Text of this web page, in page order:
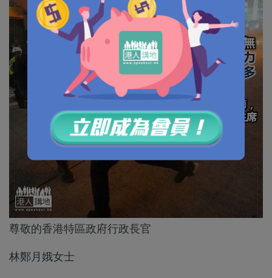
尊敬的香港特區政府行政長官
林鄭月娥女士